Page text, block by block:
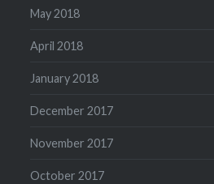
May 2018
April 2018
January 2018
December 2017
November 2017
October 2017